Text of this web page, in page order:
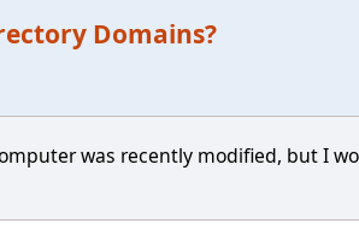
Domains?
was recently modified, but I